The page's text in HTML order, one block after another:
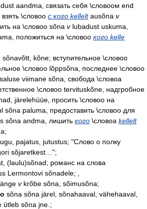
aandma, связать себя \словоом end
\словоо с кого kelleltausõna v
на \словоо sõna vlubadust uskuma,
положиться на \словоо кого kelle
kõne; вступительное \словоо
\словоо lõppsõna, последнее \словоо
viimane sõna, свобода \словоа
\словоо tervituskõne, надгробное
järelehüüe, просить \словоо на
sõna paluma, предоставить \словоо для
sõna andma, лишить кого \словоа kellelt
pajatus, jutustus; "Слово о полку
sõjaretkest…";
(laulu)sõnad; романс на слова
Lermontovi sõnadele; ‚
vkrõbe sõna, sõimusõna;
sõna sõna järel, sõnahaaval, vähehaaval,
ütleb sõna jne.;